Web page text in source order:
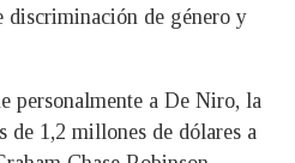
discriminación de género y
personalmente a De Niro, la
de 1,2 millones de dólares a